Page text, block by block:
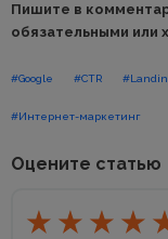
Пишите в
обязательными или
#Google #CTR
#Интернет-маркетинг
Оцените статью